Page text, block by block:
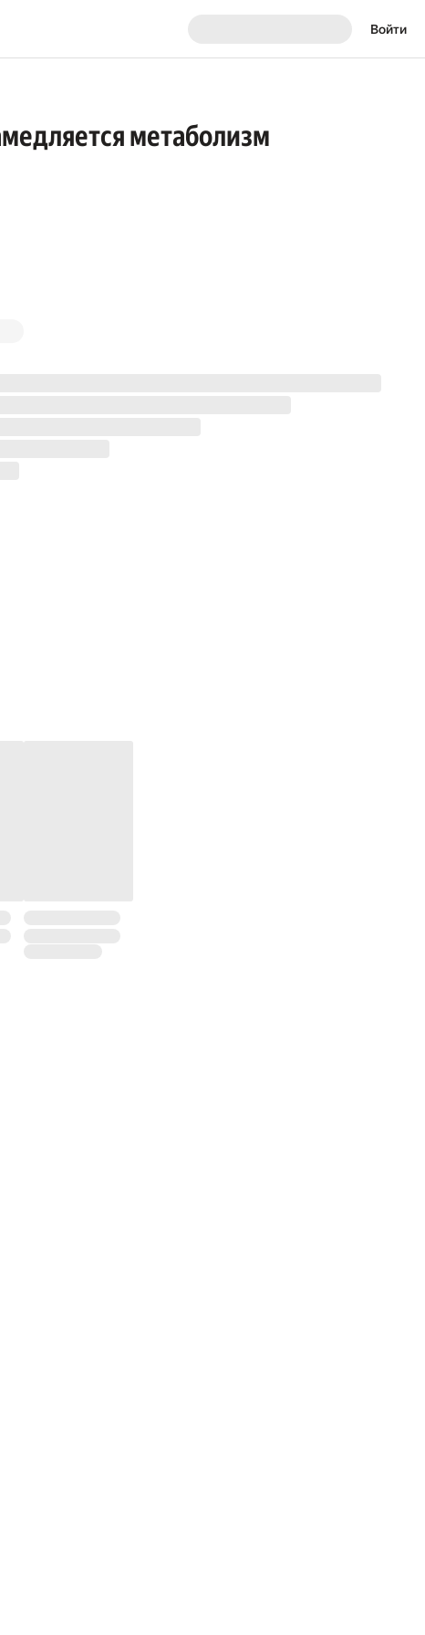
Войти
метаболизм